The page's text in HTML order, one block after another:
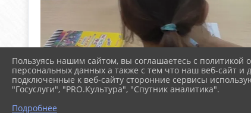
Пользуясь нашим сайтом, вы соглашаетесь с политикой
персональных данных а также с тем что наш веб-сайт и
подключенные к веб-сайту сторонние сервисы
"Госуслуги", "PRO.Культура", "Спутник аналитика".
Подробнее